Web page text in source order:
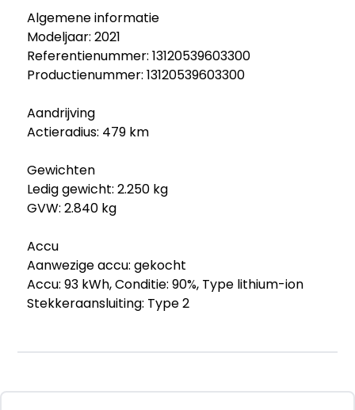
Algemene informatie
Modeljaar: 2021
Referentienummer: 13120539603300
Productienummer: 13120539603300
Aandrijving
Actieradius: 479 km
Gewichten
Ledig gewicht: 2.250 kg
GVW: 2.840 kg
Accu
Aanwezige accu: gekocht
Accu: 93 kWh, Conditie: 90%, Type lithium-ion
Stekkeraansluiting: Type 2
vol in 16 minuten